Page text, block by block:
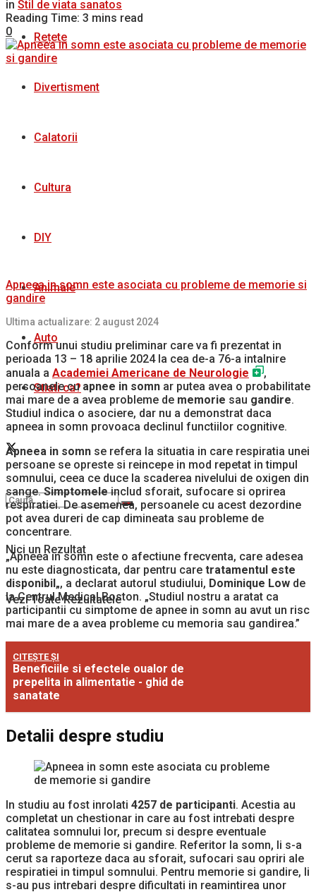
Rețete
Divertisment
Calatorii
Cultura
DIY
Animale
Auto
Stiati ca?
Nici un Rezultat
Vezi Toate Rezultatele
in Stil de viata sanatos
Reading Time: 3 mins read
0
Apneea in somn este asociata cu probleme de memorie si
gandire
Ultima actualizare: 2 august 2024
Conform unui studiu preliminar care va fi prezentat in
perioada 13 – 18 aprilie 2024 la cea de-a 76-a intalnire
anuala a Academiei Americane de Neurologie
,
persoanele cu apnee in somn ar putea avea o probabilitate
mai mare de a avea probleme de memorie sau gandire.
Studiul indica o asociere, dar nu a demonstrat daca
apneea in somn provoaca declinul functiilor cognitive.
Apneea in somn se refera la situatia in care respiratia unei
persoane se opreste si reincepe in mod repetat in timpul
somnului, ceea ce duce la scaderea nivelului de oxigen din
sange.Simptomeleinclud sforait, sufocare si oprirea
respiratiei. De asemenea, persoanele cu acest dezordine
pot avea dureri de cap dimineata sau probleme de
concentrare.
„Apneea in somn este o afectiune frecventa, care adesea
nu este diagnosticata, dar pentru care tratamentul este
disponibil „, a declarat autorul studiului, Dominique Low de
la Centrul Medical Boston. „Studiul nostru a aratat ca
participantii cu simptome de apnee in somn au avut un risc
mai mare de a avea probleme cu memoria sau gandirea.”
CITEȘTE ȘI
Beneficiile si efectele oualor de
prepelita in alimentatie - ghid de
sanatate
Detalii despre studiu
In studiu au fost inrolati 4257 de participanti. Acestia au
completat un chestionar in care au fost intrebati despre
calitatea somnului lor, precum si despre eventuale
probleme de memorie si gandire. Referitor la somn, li s-a
cerut sa raporteze daca au sforait, sufocari sau opriri ale
respiratiei in timpul somnului. Pentru memorie si gandire, li
s-au pus intrebari despre dificultati in reamintirea unor